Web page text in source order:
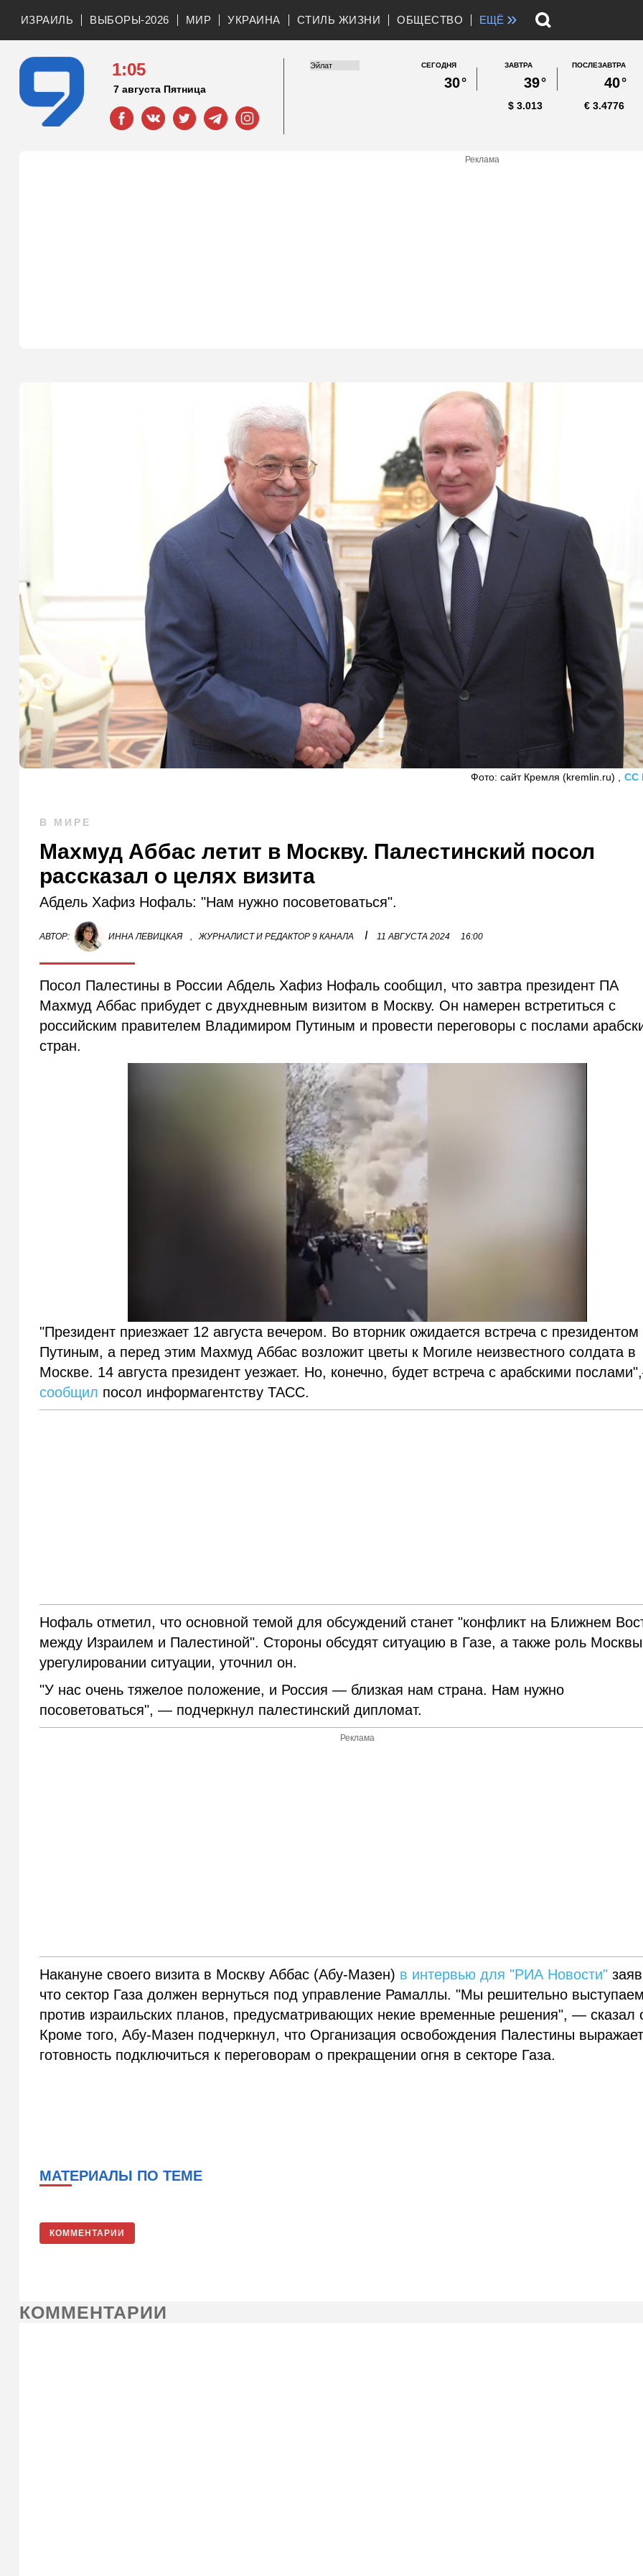
ИЗРАИЛЬ ВЫБОРЫ-2026 МИР УКРАИНА СТИЛЬ ЖИЗНИ ОБЩЕСТВО ЕЩЁ »
1:05
7 августа Пятница
СЕГОДНЯ
30°
ЗАВТРА
39°
ПОСЛЕЗАВТРА
40°
3.013
$ 3.4776
€
Реклама
Фото: сайт Кремля (kremlin.ru) , CC
В МИРЕ
Махмуд Аббас летит в Москву. Палестинский посол
рассказал о целях визита
Абдель Хафиз Нофаль: "Нам нужно посоветоваться".
АВТОР: ИННА ЛЕВИЦКАЯ , ЖУРНАЛИСТ И РЕДАКТОР 9 КАНАЛА I 11 АВГУСТА 2024 16:00
Посол Палестины в России Абдель Хафиз Нофаль сообщил, что завтра президент ПА
Махмуд Аббас прибудет с двухдневным визитом в Москву. Он намерен встретиться с
российским правителем Владимиром Путиным и провести переговоры с послами
стран.
"Президент приезжает 12 августа вечером. Во вторник ожидается встреча с президентом
Путиным, а перед этим Махмуд Аббас возложит цветы к Могиле неизвестного солдата в
Москве. 14 августа президент уезжает. Но, конечно, будет встреча с арабскими
сообщил посол информагентству ТАСС.
Нофаль отметил, что основной темой для обсуждений станет "конфликт на Ближнем
между Израилем и Палестиной". Стороны обсудят ситуацию в Газе, а также роль
урегулировании ситуации, уточнил он.
"У нас очень тяжелое положение, и Россия — близкая нам страна. Нам нужно
посоветоваться", — подчеркнул палестинский дипломат.
Реклама
Накануне своего визита в Москву Аббас (Абу-Мазен) в интервью для "РИА Новости"
что сектор Газа должен вернуться под управление Рамаллы. "Мы решительно выступаем
против израильских планов, предусматривающих некие временные решения", — сказал
Кроме того, Абу-Мазен подчеркнул, что Организация освобождения Палестины выражает
готовность подключиться к переговорам о прекращении огня в секторе Газа.
МАТЕРИАЛЫ ПО ТЕМЕ
КОММЕНТАРИИ
КОММЕНТАРИИ